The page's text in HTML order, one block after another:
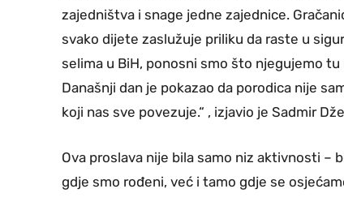
zajedništva i snage jedne zajednice.
svako dijete zaslužuje priliku da raste u
selima u BiH, ponosni smo što njegujemo
Današnji dan je pokazao da porodica nije
koji nas sve povezuje.“ , izjavio je Sadmir
Ova proslava nije bila samo niz aktivnosti –
gdje smo rođeni, već i tamo gdje se